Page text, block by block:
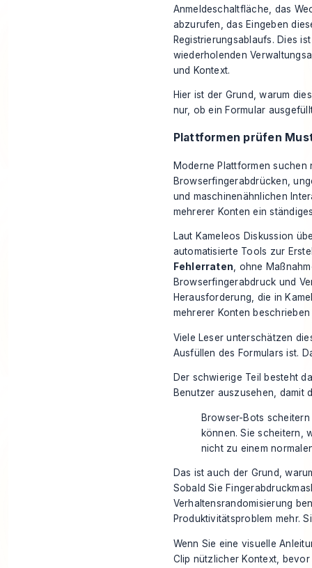
Anmeldeschaltfläche, das
abzurufen, das Eingeben
Registrierungsablaufs. Dies
wiederholenden
und Kontext.
Hier ist der Grund, warum
nur, ob ein Formular
Plattformen prüfen
Moderne Plattformen
Browserfingerabdrücken,
und maschinenähnlichen
mehrerer Konten ein
Laut Kameleos Diskussion
automatisierte Tools zur
Fehlerraten , ohne
Browserfingerabdruck und
Herausforderung, die in
mehrerer Konten
Viele Leser unterschätzen
Ausfüllen des Formulars ist.
Der schwierige Teil besteht
Benutzer auszusehen, damit
Browser-Bots
können. Sie scheitern,
nicht zu einem
Das ist auch der Grund,
Sobald Sie
Verhaltensrandomisierung
Produktivitätsproblem mehr.
Wenn Sie eine visuelle
Clip nützlicher Kontext,